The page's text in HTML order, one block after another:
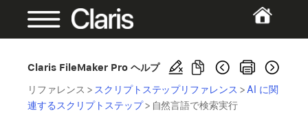
Claris FileMaker Pro ヘルプ
リファレンス > スクリプトステップリファレンス > AI に関
連するスクリプトステップ > 自然言語で検索実行